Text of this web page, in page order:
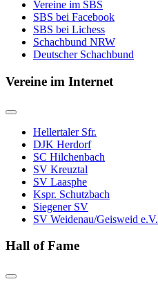
Vereine im SBS
SBS bei Facebook
SBS bei Lichess
Schachbund NRW
Deutscher Schachbund
Vereine im Internet
Hellertaler Sfr.
DJK Herdorf
SC Hilchenbach
SV Kreuztal
SV Laasphe
Kspr. Schutzbach
Siegener SV
SV Weidenau/Geisweid e.V.
Hall of Fame